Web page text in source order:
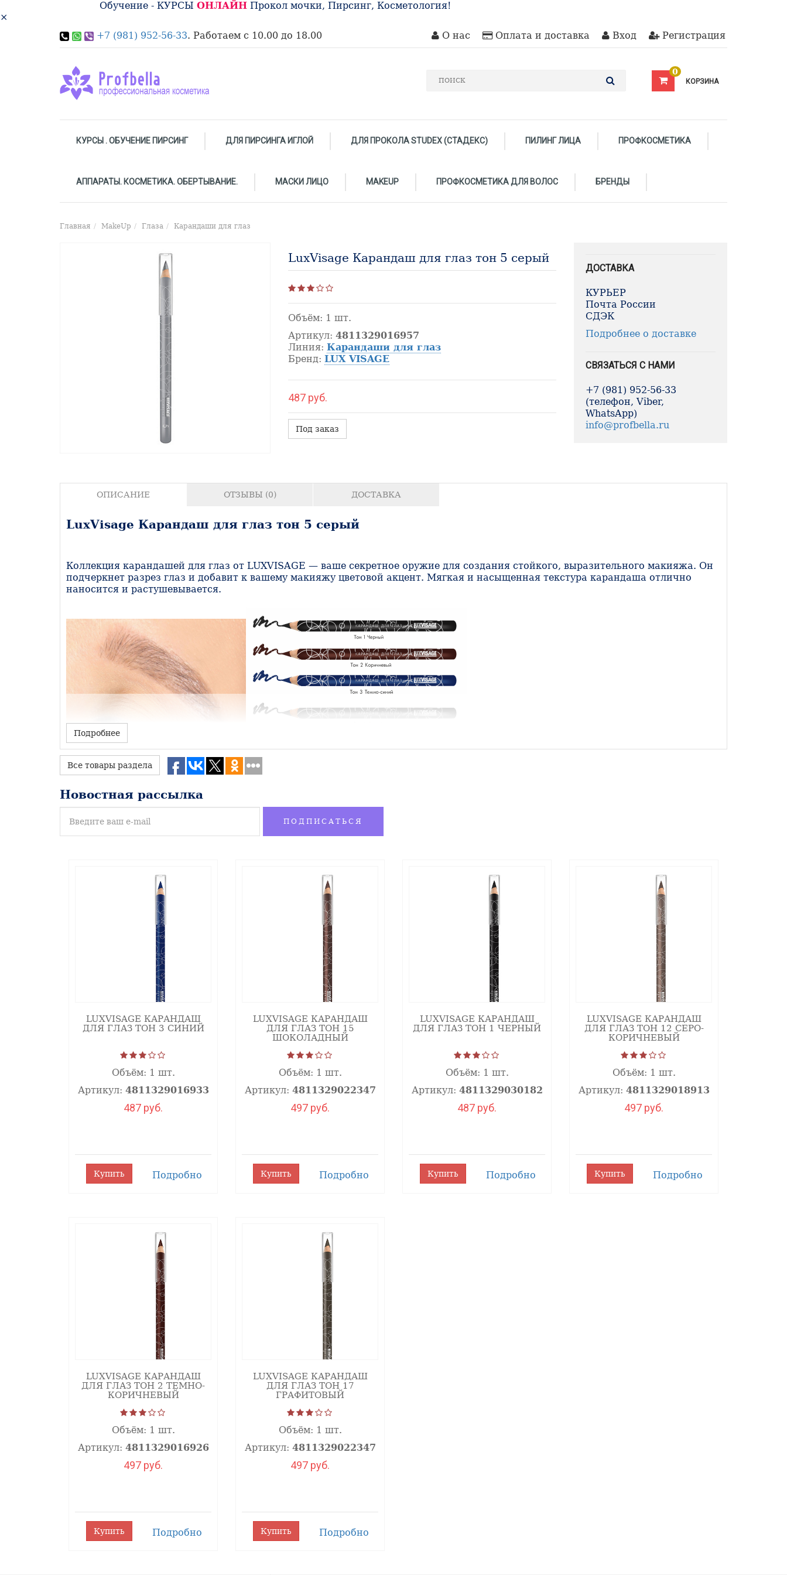
Обучение - КУРСЫ ОНЛАЙН Прокол мочки, Пирсинг, Косметология!
×
+7 (981) 952-56-33. Работаем с 10.00 до 18.00 О нас Оплата и доставка Вход Регистрация
КОРЗИНА
0
КУРСЫ . ОБУЧЕНИЕ ПИРСИНГ ДЛЯ ПИРСИНГА ИГЛОЙ ДЛЯ ПРОКОЛА STUDEX (СТАДЕКС) ПИЛИНГ ЛИЦА ПРОФКОСМЕТИКА
АППАРАТЫ. КОСМЕТИКА. ОБЕРТЫВАНИЕ. МАСКИ ЛИЦО MAKEUP ПРОФКОСМЕТИКА ДЛЯ ВОЛОС БРЕНДЫ
Главная MakeUp Глаза Карандаши для глаз
LuxVisage Карандаш для глаз тон 5 серый
Объём: 1 шт.
Артикул: 4811329016957
Линия: Карандаши для глаз
Бренд: LUX VISAGE
487 руб.
Под заказ
ДОСТАВКА
КУРЬЕР
Почта России
СДЭК
Подробнее о доставке
СВЯЗАТЬСЯ С НАМИ
+7 (981) 952-56-33
(телефон, Viber,
WhatsApp)
info@profbella.ru
ОПИСАНИЕ ОТЗЫВЫ (0) ДОСТАВКА
LuxVisage Карандаш для глаз тон 5 серый
Коллекция карандашей для глаз от LUXVISAGE — ваше секретное оружие для создания стойкого, выразительного макияжа. Он
подчеркнет разрез глаз и добавит к вашему макияжу цветовой акцент. Мягкая и насыщенная текстура карандаша отлично
наносится и растушевывается.
При помощи карандаша для глаз проведите аккуратную линию вдоль основания ресниц по направлению от внутреннего угла
глаза к внешнему.
При желании карандаш может использоваться в качестве теней.
Текстура: средне-мягкая;
Финиш: матовый/перламутровый;
Полезно: витамины Е и С;
Особенности: насыщенная формула, подходит для растушевки.
Подробнее
Все товары раздела
Новостная рассылка
ПОДПИСАТЬСЯ
LUXVISAGE КАРАНДАШ
ДЛЯ ГЛАЗ ТОН 3 СИНИЙ
Объём: 1 шт.
Артикул: 4811329016933
487 руб.
Купить Подробно
LUXVISAGE КАРАНДАШ
ДЛЯ ГЛАЗ ТОН 15
ШОКОЛАДНЫЙ
Объём: 1 шт.
Артикул: 4811329022347
497 руб.
Купить Подробно
LUXVISAGE КАРАНДАШ
ДЛЯ ГЛАЗ ТОН 1 ЧЕРНЫЙ
Объём: 1 шт.
Артикул: 4811329030182
487 руб.
Купить Подробно
LUXVISAGE КАРАНДАШ
ДЛЯ ГЛАЗ ТОН 12 СЕРО-
КОРИЧНЕВЫЙ
Объём: 1 шт.
Артикул: 4811329018913
497 руб.
Купить Подробно
LUXVISAGE КАРАНДАШ
ДЛЯ ГЛАЗ ТОН 2 ТЕМНО-
КОРИЧНЕВЫЙ
Объём: 1 шт.
Артикул: 4811329016926
497 руб.
Купить Подробно
LUXVISAGE КАРАНДАШ
ДЛЯ ГЛАЗ ТОН 17
ГРАФИТОВЫЙ
Объём: 1 шт.
Артикул: 4811329022347
497 руб.
Купить Подробно